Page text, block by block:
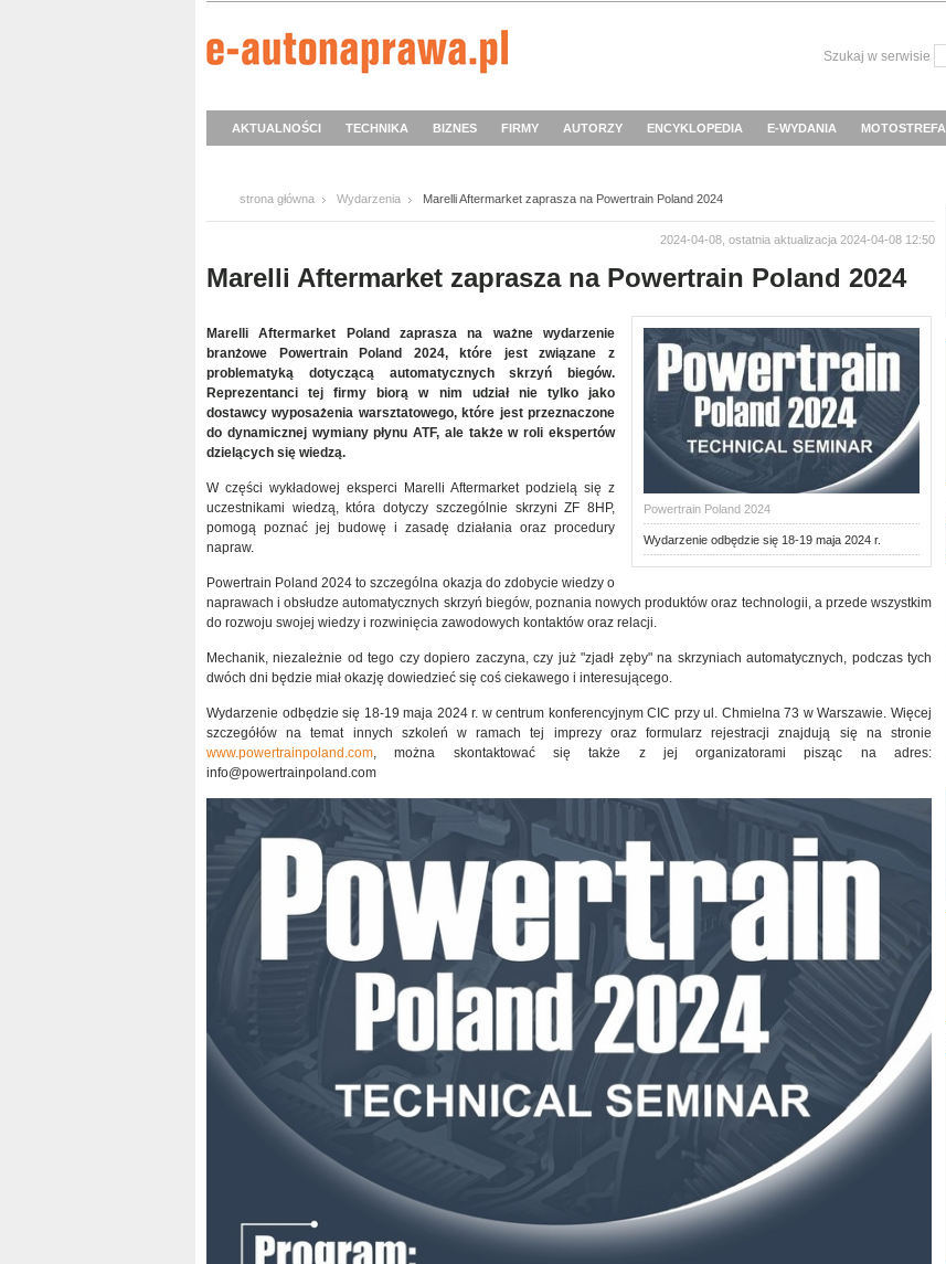
Szukaj w serwisie
AKTUALNOŚCI TECHNIKA BIZNES FIRMY AUTORZY ENCYKLOPEDIA E-WYDANIA MOTOSTREFA
strona główna Wydarzenia Marelli Aftermarket zaprasza na Powertrain Poland 2024
2024-04-08, ostatnia aktualizacja 2024-04-08 12:50
Marelli Aftermarket zaprasza na Powertrain Poland 2024
Powertrain Poland 2024
Wydarzenie odbędzie się 18-19 maja 2024 r.
Marelli Aftermarket Poland zaprasza na ważne wydarzenie
branżowe Powertrain Poland 2024, które jest związane z
problematyką dotyczącą automatycznych skrzyń biegów.
Reprezentanci tej firmy biorą w nim udział nie tylko jako
dostawcy wyposażenia warsztatowego, które jest przeznaczone
do dynamicznej wymiany płynu ATF, ale także w roli ekspertów
dzielących się wiedzą.
W części wykładowej eksperci Marelli Aftermarket podzielą się z
uczestnikami wiedzą, która dotyczy szczególnie skrzyni ZF 8HP,
pomogą poznać jej budowę i zasadę działania oraz procedury
napraw.
Powertrain Poland 2024 to szczególna okazja do zdobycie wiedzy o
naprawach i obsłudze automatycznych skrzyń biegów, poznania nowych produktów oraz technologii, a przede wszystkim
do rozwoju swojej wiedzy i rozwinięcia zawodowych kontaktów oraz relacji.
Mechanik, niezależnie od tego czy dopiero zaczyna, czy już "zjadł zęby" na skrzyniach automatycznych, podczas tych
dwóch dni będzie miał okazję dowiedzieć się coś ciekawego i interesującego.
Wydarzenie odbędzie się 18-19 maja 2024 r. w centrum konferencyjnym CIC przy ul. Chmielna 73 w Warszawie. Więcej
szczegółów na temat innych szkoleń w ramach tej imprezy oraz formularz rejestracji znajdują się na stronie
www.powertrainpoland.com, można skontaktować się także z jej organizatorami pisząc na adres:
info@powertrainpoland.com